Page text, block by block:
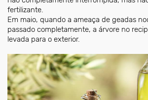
fertilizante.
Em maio, quando a ameaça de geadas
passado completamente, a árvore no
levada para o exterior.